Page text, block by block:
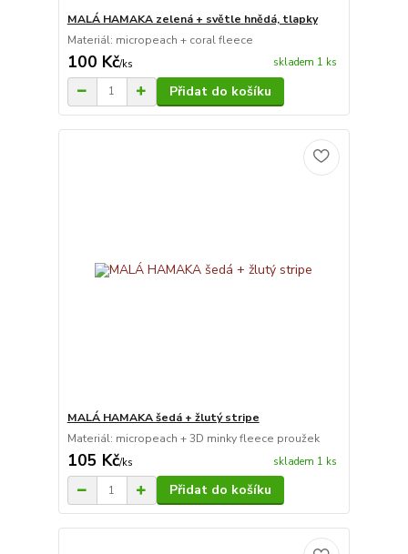
MALÁ HAMAKA zelená + světle hnědá, tlapky
Materiál: micropeach + coral fleece
100 Kč/ks skladem 1 ks
Přidat do košíku
MALÁ HAMAKA šedá + žlutý stripe
Materiál: micropeach + 3D minky fleece proužek
105 Kč/ks skladem 1 ks
Přidat do košíku